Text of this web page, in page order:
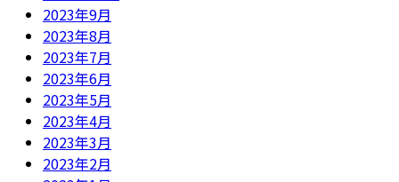
2023年9月
2023年8月
2023年7月
2023年6月
2023年5月
2023年4月
2023年3月
2023年2月